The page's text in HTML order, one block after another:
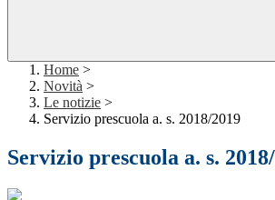
Home >
Novità >
Le notizie >
Servizio prescuola a. s. 2018/2019
Servizio prescuola a. s.